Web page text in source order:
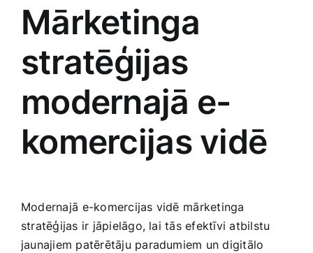
Mārketinga
stratēģijas
modernajā ‌e-
komercijas vidē
Modernajā⁤ e-komercijas vidē⁤ mārketinga
stratēģijas ir jāpielāgo, lai tās efektīvi atbilstu
jaunajiem ‍patērētāju ‌paradumiem un digitālo